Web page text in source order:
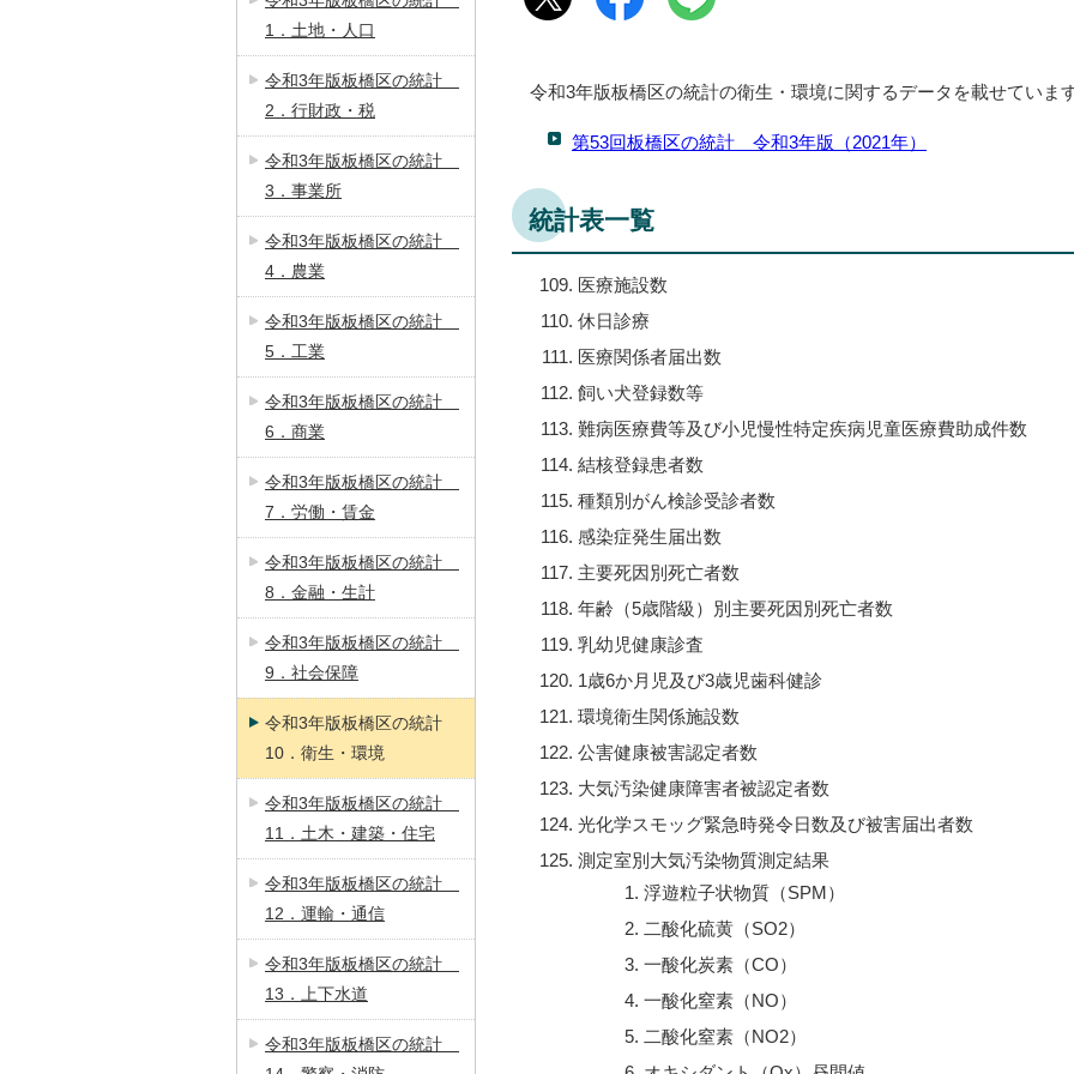
令和3年版板橋区の統計の衛生・環境に関するデータを載せていま
第53回板橋区の統計 令和3年版（2021年）
統計表一覧
医療施設数
休日診療
医療関係者届出数
飼い犬登録数等
難病医療費等及び小児慢性特定疾病児童医療費助成件数
結核登録患者数
種類別がん検診受診者数
感染症発生届出数
主要死因別死亡者数
年齢（5歳階級）別主要死因別死亡者数
乳幼児健康診査
1歳6か月児及び3歳児歯科健診
環境衛生関係施設数
公害健康被害認定者数
大気汚染健康障害者被認定者数
光化学スモッグ緊急時発令日数及び被害届出者数
測定室別大気汚染物質測定結果
浮遊粒子状物質（SPM）
二酸化硫黄（SO2）
一酸化炭素（CO）
一酸化窒素（NO）
二酸化窒素（NO2）
1．土地・人口
令和3年版板橋区の統計
2．行財政・税
令和3年版板橋区の統計
3．事業所
令和3年版板橋区の統計
4．農業
令和3年版板橋区の統計
5．工業
令和3年版板橋区の統計
6．商業
令和3年版板橋区の統計
7．労働・賃金
令和3年版板橋区の統計
8．金融・生計
令和3年版板橋区の統計
9．社会保障
令和3年版板橋区の統計
10．衛生・環境
令和3年版板橋区の統計
11．土木・建築・住宅
令和3年版板橋区の統計
12．運輸・通信
令和3年版板橋区の統計
13．上下水道
令和3年版板橋区の統計